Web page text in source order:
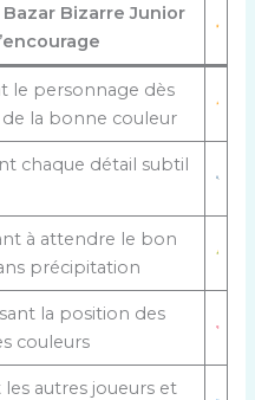
Bizarre Junior
le personnage dès
de la bonne couleur
chaque détail subtil
à attendre le bon
précipitation
la position des
couleurs
autres joueurs et